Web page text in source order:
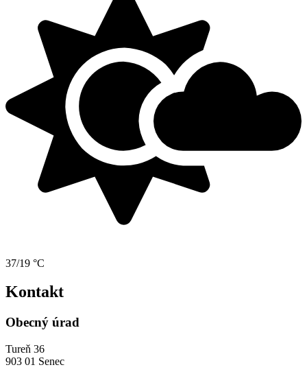
37/19 °C
Kontakt
Obecný úrad
Tureň 36
903 01 Senec